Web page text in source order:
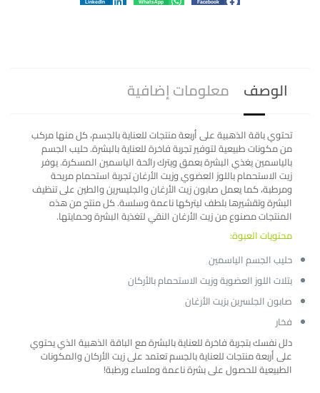
الوصف معلومات إضافية
تحتوي باقة الذهبية على أربعة منتجات للعناية بالجسم، كل منها مركب
من مكونات طبيعية لتوفير تجربة فاخرة للعناية بالبشرة. حليب الجسم
بالياسمين يغذي البشرة بعمق ويترك رائحة الياسمين المسكرة. يوفر
زيت الاستحمام باللوز العضوي وزيت الأرغان تجربة استحمام مريحة
ومرطبة، كما يعمل صابون زيت الأرغان والجليسرين والطين على تنظيف
البشرة وتقشيرها بلطف ليتركها ناعمة وسلسة. كل منتج من هذه
المنتجات مصنوع من زيت الأرغان النقي لتغذية البشرة وحمايتها.
محتويات العبوة:
حليب الجسم الياسمين
بتلات اللوز العضوية وزيت الاستحمام بالأركان
صابون الجلسرين بزيت الأرغان
فخار
دلل نفسك بتجربة فاخرة للعناية بالبشرة مع الباقة الذهبية الذي يحتوي
على أربعة منتجات للعناية بالجسم تعتمد على زيت الأركان والمكونات
الطبيعية للحصول على بشرة ناعمة وملساء ورطبة!